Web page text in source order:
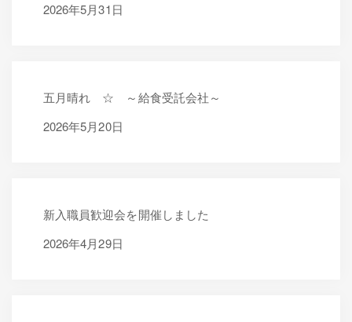
2026年5月31日
五月晴れ ☆ ～給食受託会社～
2026年5月20日
新入職員歓迎会を開催しました
2026年4月29日